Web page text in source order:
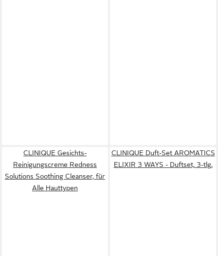
CLINIQUE Gesichts-
Reinigungscreme Redness
Solutions Soothing Cleanser, für
Alle Hauttypen
CLINIQUE Duft-Set AROMATICS
ELIXIR 3 WAYS - Duftset, 3-tlg.